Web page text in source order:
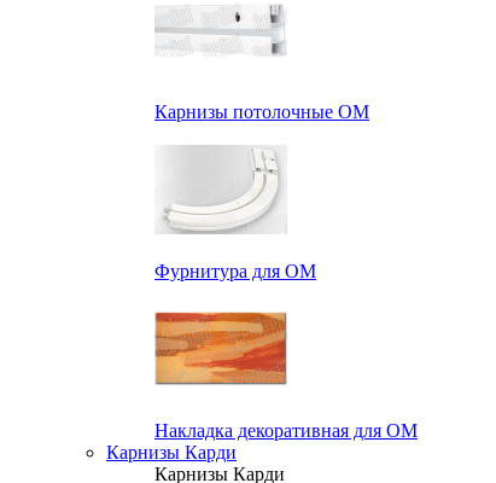
Карнизы потолочные ОМ
Фурнитура для ОМ
Накладка декоративная для ОМ
Карнизы Карди
Карнизы Карди